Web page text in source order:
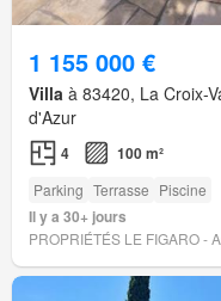
1 155 000 €
Villa à 83420, La Croix-
d'Azur
4 100 m²
Parking Terrasse Piscine
Il y a 30+ jours